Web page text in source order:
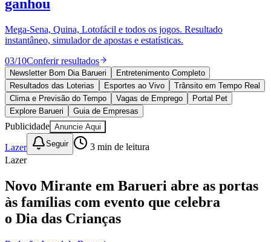
10 anos de JB
confira as novidades
10 anos de JB